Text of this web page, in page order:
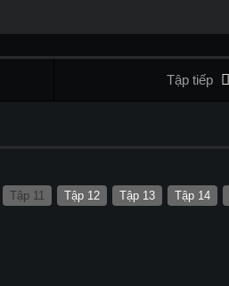
Tập tiếp
Tập 11 Tập 12 Tập 13 Tập 14